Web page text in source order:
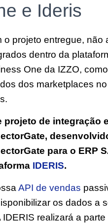
e Ideris
o projeto entregue,
dentro da
One da IZZO,
dos marketplaces
projeto de integração
para o ERP
IDERIS.
API de vendas
os dados a
IDERIS realizará a